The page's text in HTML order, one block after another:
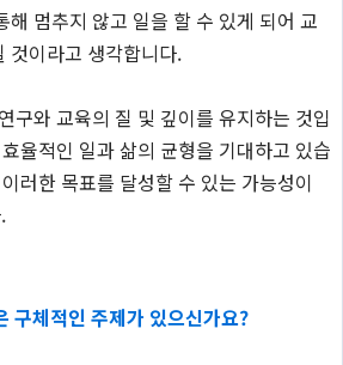
해 멈추지 않고 일을 할 수 있게 되어 교
것이라고 생각합니다.
구와 교육의 질 및 깊이를 유지하는 것입
율적인 일과 삶의 균형을 기대하고 있습
러한 목표를 달성할 수 있는 가능성이
구체적인 주제가 있으신가요?